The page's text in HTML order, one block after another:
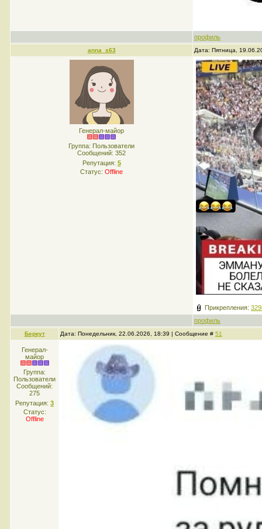
профиль
anna_s63 Дата: Пятница,
Генерал-майор
Группа: Пользователи
Сообщений: 352
Репутация: 5
Статус: Offline
Прикрепления:
профиль
Беркут Дата: Понедельник, 22.06.2026, 18:39 | Сообщение # 51
Генерал-
майор
Группа:
Пользователи
Сообщений:
275
Репутация: 3
Статус:
Offline